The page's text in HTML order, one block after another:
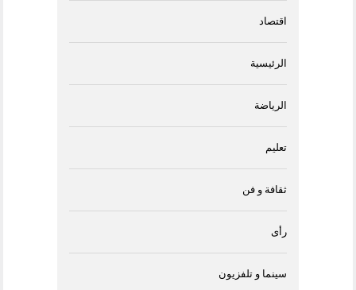
اقتصاد
الرئيسية
الرياضة
تعليم
ثقافة و فن
رأى
سينما و تلفزيون